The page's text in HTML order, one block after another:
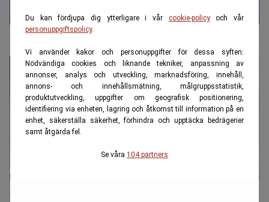
Du kan fördjupa dig ytterligare i vår cookie-policyoch vår
personuppgiftspolicy.
Vi använder kakor och personuppgifter för dessa syften:
Nödvändiga cookies och liknande tekniker, anpassning av
annonser, analys och utveckling, marknadsföring, innehåll,
annons- och innehållsmätning, målgruppsstatistik,
produktutveckling, uppgifter om geografisk positionering,
identifiering via enheten, lagring och åtkomst till information på en
enhet, säkerställa säkerhet, förhindra och upptäcka bedrägerier
samt åtgärda fel.
Se våra 104 partners
Då kan glömskan stå dig dyrt
Ögondroppar ska ersätta glasögon för